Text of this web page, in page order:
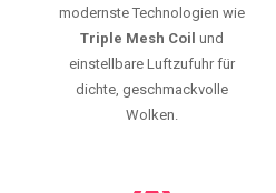
modernste Technologien wie
Triple Mesh Coil und
einstellbare Luftzufuhr für
dichte, geschmackvolle
Wolken.